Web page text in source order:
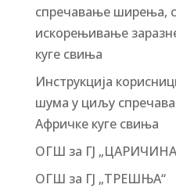
спречавање ширења,
искорењивање
куге свиња
Инструкција
шума у циљу
Афричке куге свиња
ОГШ за ГЈ
ОГШ за ГЈ „ТРЕШЊА“